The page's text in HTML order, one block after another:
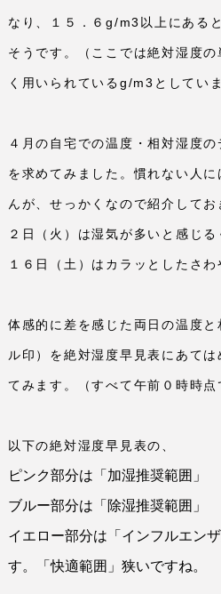
なり、１５．６g/m3 以上にある
そうです。（ここでは絶対湿度
く用いられているg/m3 としてい
４月の自宅での温度・相対湿度
を求めてみました。慣れない人
んが、せっかくなので紹介してお
２日（火）は湿気が多いと感じ
１６日（土）はカラッとしたさわ
体感的に差を感じた両日の温度
ル印）を絶対湿度早見表にあて
てみます。（すべて午前０時時点
以下の絶対湿度早見表の、
ピンク部分は「加湿推奨範囲」
ブルー部分は「除湿推奨範囲」
イエロー部分は「インフルエン
す。「快適範囲」狭いですね。